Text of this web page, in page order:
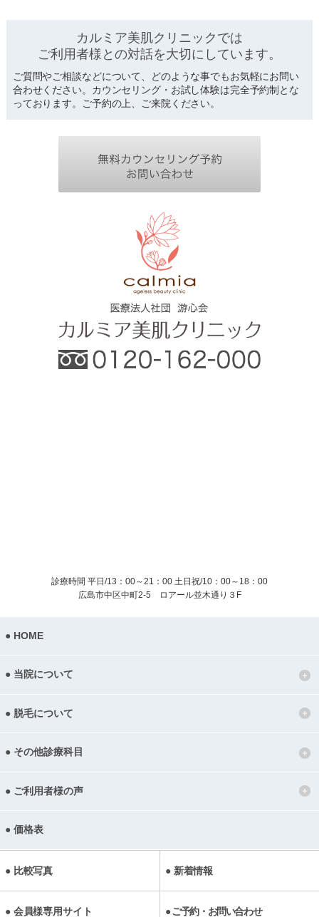
カルミア美肌クリニックでは
ご利用者様との対話を大切にしています。
ご質問やご相談などについて、どのような事でもお気軽にお問い
合わせください。カウンセリング・お試し体験は完全予約制とな
っております。ご予約の上、ご来院ください。
診療時間 平日/13：00～21：00 土日祝/10：00～18：00
広島市中区中町2-5 ロアール並木通り３F
HOME
当院について
脱毛について
その他診療科目
ご利用者様の声
価格表
比較写真
会員様専用サイト
新着情報
ご予約・お問い合わせ